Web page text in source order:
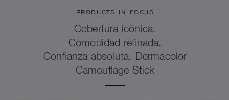
PRODUCTS IN FOCUS
Cobertura icónica.
Comodidad refinada.
Confianza absoluta. Dermacolor
Camouflage Stick